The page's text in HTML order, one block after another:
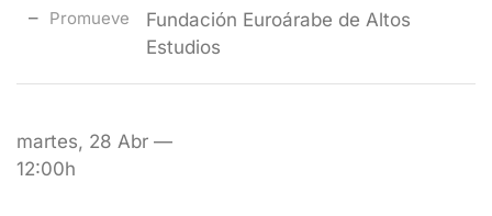
Promueve
Fundación Euroárabe de Altos
Estudios
martes, 28 Abr —
12:00h